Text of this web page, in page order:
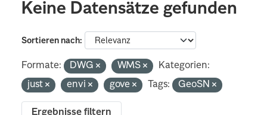
Keine Datensätze gefunden
Sortieren nach
Formate: DWG WMS
Kategorien:
just
envi gove Tags: GeoSN
Ergebnisse filtern